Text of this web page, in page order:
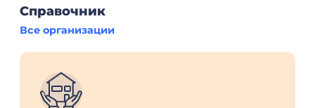
Справочник
Все организации